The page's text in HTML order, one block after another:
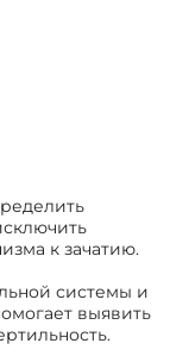
к зачатию.
системы и
выявить